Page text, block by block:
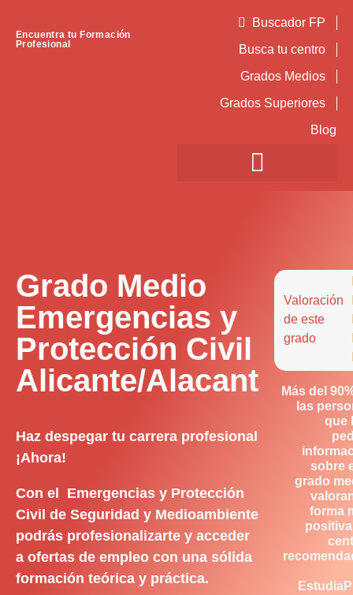
Encuentra tu Formación
Profesional
Buscador FP
Busca tu centro
Grados Medios
Grados Superiores
Blog
Grado Medio
Emergencias y
Protección Civil
Alicante/Alacant
Haz despegar tu carrera profesional
¡Ahora!
Con el Emergencias y Protección
Civil de Seguridad y Medioambiente
podrás profesionalizarte y acceder
a ofertas de empleo con una sólida
formación teórica y práctica.
Valoración
de este
grado
Más del
las
que
sobre
grado
forma